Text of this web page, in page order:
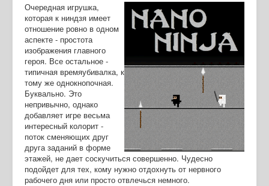
Очередная игрушка,
которая к ниндзя имеет
отношение ровно в одном
аспекте - простота
изображения главного
героя. Все остальное -
типичная времяубивалка, к
тому же однокнопочная.
Буквально. Это
непривычно, однако
добавляет игре весьма
интересный колорит -
поток сменяющих друг
друга заданий в форме
этажей, не дает соскучиться совершенно. Чудесно
подойдет для тех, кому нужно отдохнуть от нервного
рабочего дня или просто отвлечься немного.